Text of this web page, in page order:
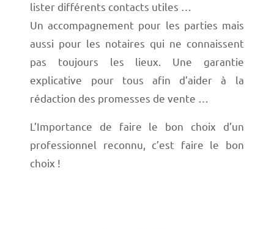
lister différents contacts utiles …
Un accompagnement pour les parties mais
aussi pour les notaires qui ne connaissent
pas toujours les lieux. Une garantie
explicative pour tous afin d’aider à la
rédaction des promesses de vente …
L’Importance de faire le bon choix d’un
professionnel reconnu, c’est faire le bon
choix !